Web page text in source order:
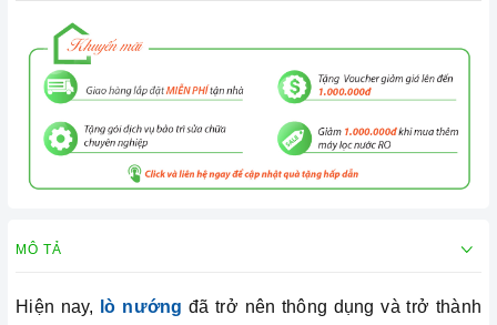
MÔ TẢ
Hiện nay, lò nướng đã trở nên thông dụng và trở thành